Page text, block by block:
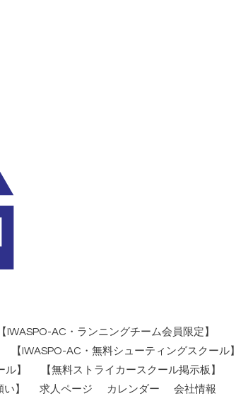
【IWASPO-AC・ランニングチーム会員限定】
【IWASPO-AC・無料シューティングスクール】
】
【無料ストライカースクール掲示板】
】 求人ページ カレンダー
会社情報